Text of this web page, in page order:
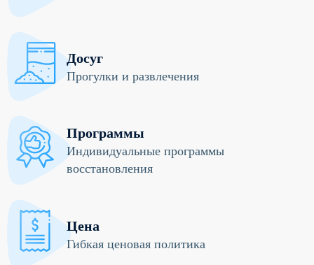
Досуг
Прогулки и развлечения
Программы
Индивидуальные программы
восстановления
Цена
Гибкая ценовая политика